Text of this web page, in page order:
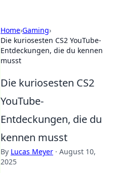
Home›Gaming›
Die kuriosesten CS2 YouTube-
Entdeckungen, die du kennen
musst
Die kuriosesten CS2
YouTube-
Entdeckungen, die du
kennen musst
By Lucas Meyer · August 10,
2025